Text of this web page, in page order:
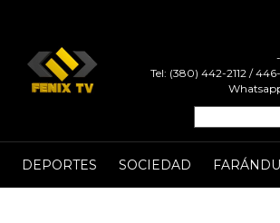
Tel: (380) 442-2112 /
DEPORTES SOCIEDAD